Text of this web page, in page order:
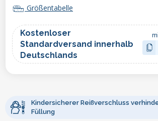
Größentabelle
Kostenloser
Standardversand innerhalb
Deutschlands
Kindersicherer Reißverschluss
Füllung